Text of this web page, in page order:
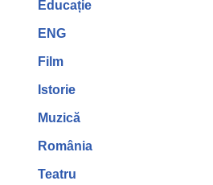
Educație
ENG
Film
Istorie
Muzică
România
Teatru